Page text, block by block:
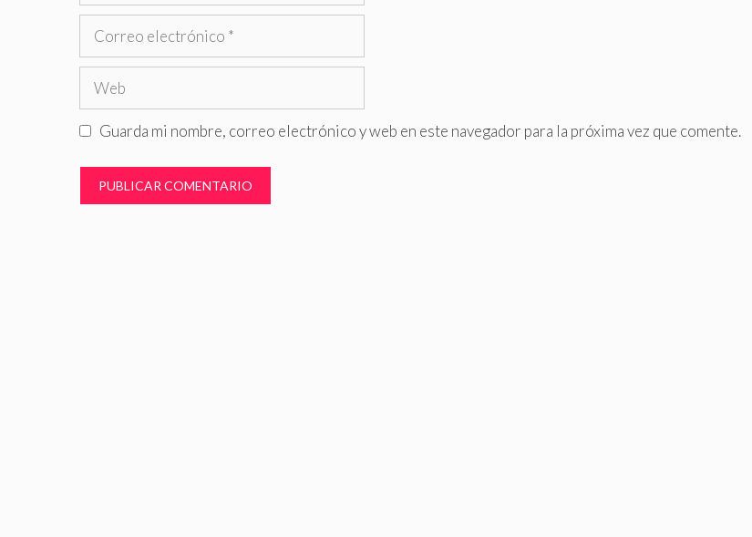
Correo
Web
Guarda mi nombre, correo electrónico y web en este navegador para la próxima vez que comente.